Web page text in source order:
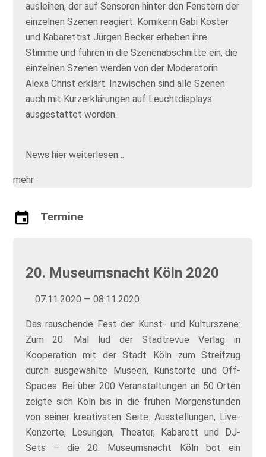
ausleihen, der auf Sensoren hinter den Fenstern der
einzelnen Szenen reagiert. Komikerin Gabi Köster
und Kabarettist Jürgen Becker erheben ihre
Stimme und führen in die Szenenabschnitte ein, die
einzelnen Szenen werden von der Moderatorin
Alexa Christ erklärt. Inzwischen sind alle Szenen
auch mit Kurzerklärungen auf Leuchtdisplays
ausgestattet worden.
News hier weiterlesen…
mehr
Termine
20. Museumsnacht Köln 2020
07.11.2020 — 08.11.2020
Das rauschende Fest der Kunst- und Kulturszene:
Zum 20. Mal lud der Stadtrevue Verlag in
Kooperation mit der Stadt Köln zum Streifzug
durch ausgewählte Museen, Kunstorte und Off-
Spaces. Bei über 200 Veranstaltungen an 50 Orten
zeigte sich Köln bis in die frühen Morgenstunden
von seiner kreativsten Seite. Ausstellungen, Live-
Konzerte, Lesungen, Theater, Kabarett und DJ-
Sets – die 20. Museumsnacht Köln bot ein